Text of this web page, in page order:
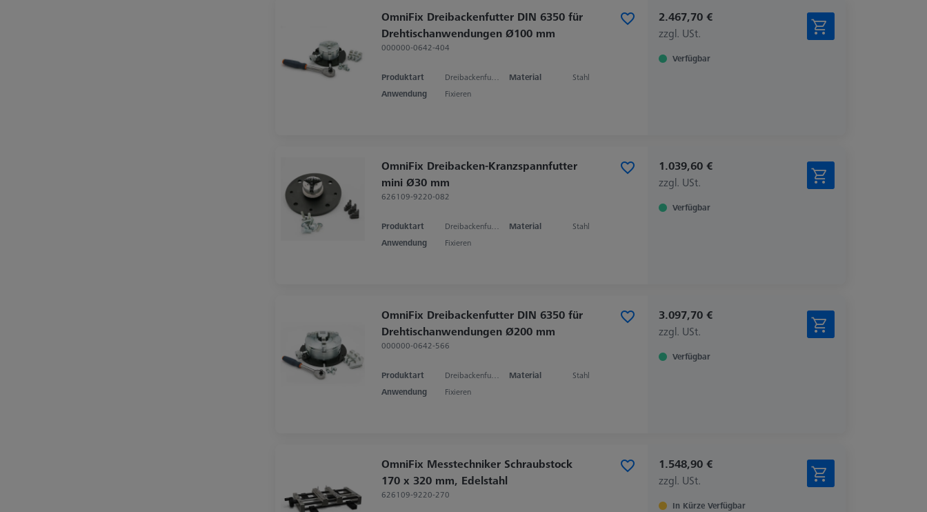
OmniFix Dreibackenfutter DIN 6350 für
Drehtischanwendungen Ø100 mm
000000-0642-404
Produktart Dreibackenfutter Material
Stahl
Anwendung
Fixieren
2.467,70 €
zzgl. USt.
Verfügbar
OmniFix Dreibacken-Kranzspannfutter
mini Ø30 mm
626109-9220-082
Produktart Dreibackenfutter Material
Stahl
Anwendung
Fixieren
1.039,60 €
zzgl. USt.
Verfügbar
OmniFix Dreibackenfutter DIN 6350 für
Drehtischanwendungen Ø200 mm
000000-0642-566
Produktart Dreibackenfutter Material
Stahl
Anwendung
Fixieren
3.097,70 €
zzgl. USt.
Verfügbar
OmniFix Messtechniker Schraubstock
170 x 320 mm, Edelstahl
626109-9220-270
1.548,90 €
zzgl. USt.
In Kürze Verfügbar